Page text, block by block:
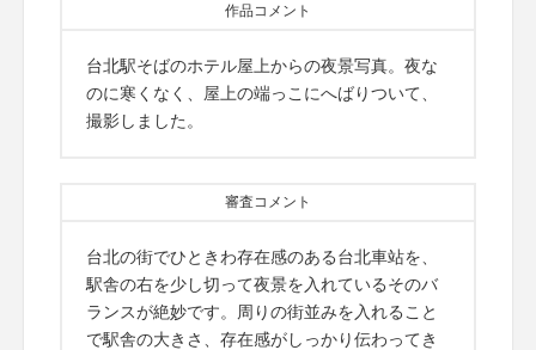
作品コメント
台北駅そばのホテル屋上からの夜景写真。夜な
のに寒くなく、屋上の端っこにへばりついて、
撮影しました。
審査コメント
台北の街でひときわ存在感のある台北車站を、
駅舎の右を少し切って夜景を入れているそのバ
ランスが絶妙です。周りの街並みを入れること
で駅舎の大きさ、存在感がしっかり伝わってき